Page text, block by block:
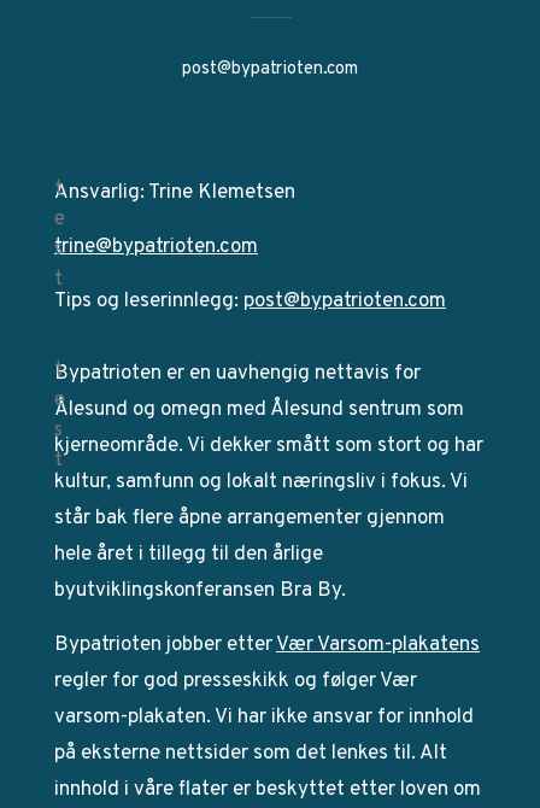
post@bypatrioten.com
Ansvarlig: Trine Klemetsen
trine@bypatrioten.com
Tips og leserinnlegg: post@bypatrioten.com
Bypatrioten er en uavhengig nettavis for
Ålesund og omegn med Ålesund sentrum som
kjerneområde. Vi dekker smått som stort og har
kultur, samfunn og lokalt næringsliv i fokus. Vi
står bak flere åpne arrangementer gjennom
hele året i tillegg til den årlige
byutviklingskonferansen Bra By.
Bypatrioten jobber etterVær Varsom-plakatens
regler for god presseskikk og følger Vær
varsom-plakaten. Vi har ikke ansvar for innhold
på eksterne nettsider som det lenkes til. Alt
innhold i våre flater er beskyttet etter loven om